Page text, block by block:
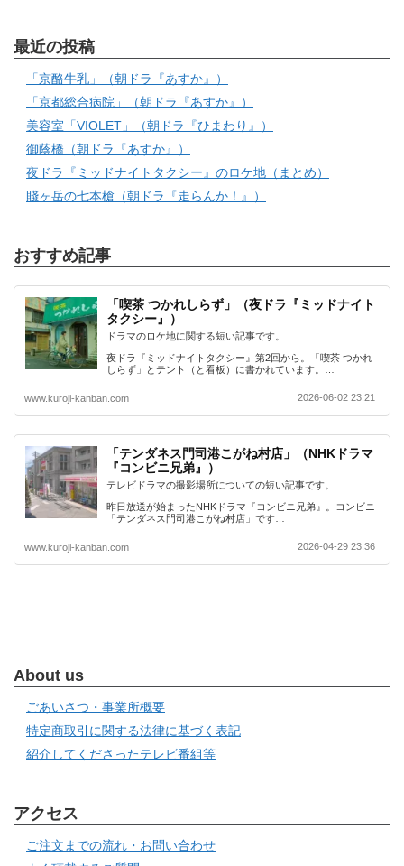
最近の投稿
「京酪牛乳」（朝ドラ『あすか』）
「京都総合病院」（朝ドラ『あすか』）
美容室「VIOLET」（朝ドラ『ひまわり』）
御蔭橋（朝ドラ『あすか』）
夜ドラ『ミッドナイトタクシー』のロケ地（まとめ）
賤ヶ岳の七本槍（朝ドラ『走らんか！』）
おすすめ記事
「喫茶 つかれしらず」（夜ドラ『ミッドナイト
タクシー』）
ドラマのロケ地に関する短い記事です。
夜ドラ『ミッドナイトタクシー』第2回から。「喫茶 つかれ
しらず」とテント（と看板）に書かれています。…
www.kuroji-kanban.com 2026-06-02 23:21
「テンダネス門司港こがね村店」（NHKドラマ
『コンビニ兄弟』）
テレビドラマの撮影場所についての短い記事です。
昨日放送が始まったNHKドラマ『コンビニ兄弟』。コンビニ
「テンダネス門司港こがね村店」です…
www.kuroji-kanban.com 2026-04-29 23:36
About us
ごあいさつ・事業所概要
特定商取引に関する法律に基づく表記
紹介してくださったテレビ番組等
アクセス
ご注文までの流れ・お問い合わせ